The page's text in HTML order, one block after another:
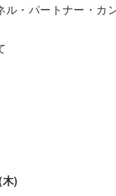
・パートナー・カ
)